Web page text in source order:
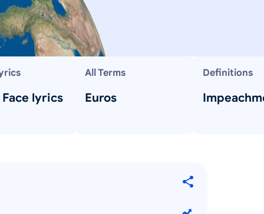
lyrics
All Terms
Euros
Definitions